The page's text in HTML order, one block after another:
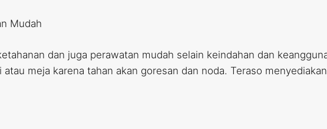
Mudah
dan juga perawatan mudah selain keindahan dan
meja karena tahan akan goresan dan noda. Teraso